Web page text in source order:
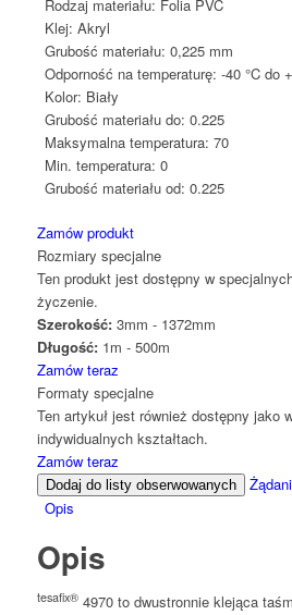
Rodzaj materiału: Folia PVC
Klej: Akryl
Grubość materiału: 0,225 mm
Odporność na temperaturę: -40 °C do
Kolor: Biały
Grubość materiału do: 0.225
Maksymalna temperatura: 70
Min. temperatura: 0
Grubość materiału od: 0.225
Zamów produkt
Rozmiary specjalne
Ten produkt jest dostępny w
życzenie.
Szerokość:3mm - 1372mm
Długość:1m - 500m
Zamów teraz
Formaty specjalne
Ten artykuł jest również dostępny jako
indywidualnych kształtach.
Zamów teraz
Dodaj do listy obserwowanych
Opis
Opis
tesafix®4970 to dwustronnie klejąca